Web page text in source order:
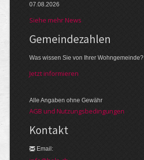
07.08.2026
Siehe mehr News
Gemeinde­zahlen
Was wissen Sie von Ihrer Wohngemeinde?
Jetzt informieren
Alle Angaben ohne Gewähr
AGB und Nutzungsbedingungen
Kontakt
Email: